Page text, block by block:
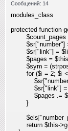
Сообщений: 14
modules_class
protected function
$count_pages =
$sr["number"]
$sr["link"] =
$pages = $this-
$sym =
for ($i = 2; $i <=
$sr["link"] =
$pages .= $this-
}
return $this-